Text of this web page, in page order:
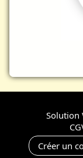
Solution
Créer un